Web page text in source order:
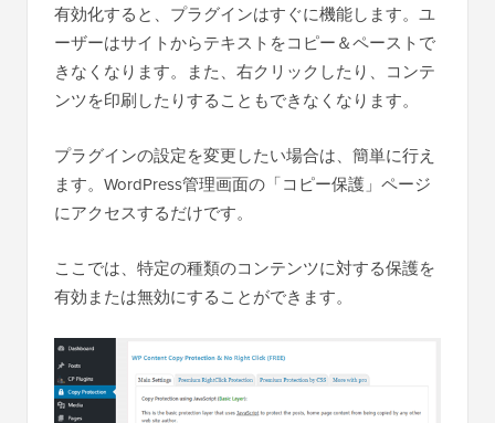
有効化すると、プラグインはすぐに機能します。ユ
ーザーはサイトからテキストをコピー＆ペーストで
きなくなります。また、右クリックしたり、コンテ
ンツを印刷したりすることもできなくなります。
プラグインの設定を変更したい場合は、簡単に行え
ます。WordPress管理画面の「コピー保護」ページ
にアクセスするだけです。
ここでは、特定の種類のコンテンツに対する保護を
有効または無効にすることができます。